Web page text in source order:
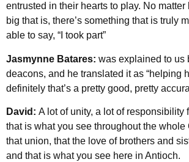
entrusted in their hearts to play. No
big that is, there’s something that is truly
able to say, “I took part”
Jasmynne Batares: was explained to us
deacons, and he translated it as “helping
definitely that’s a pretty good, pretty
David: A lot of unity, a lot of responsibility
that is what you see throughout the whole
that union, that the love of brothers and
and that is what you see here in Antioch.